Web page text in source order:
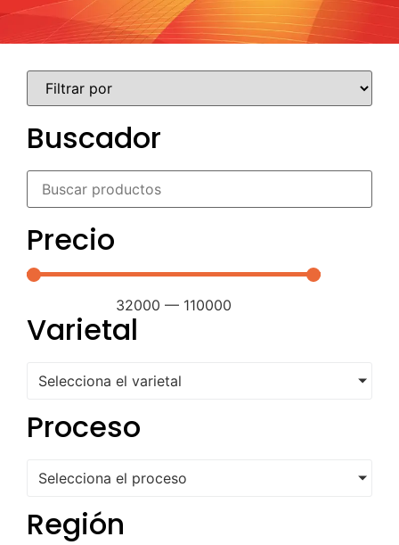
Buscador
Precio
32000 — 110000
Varietal
Selecciona el varietal
Proceso
Selecciona el proceso
Región